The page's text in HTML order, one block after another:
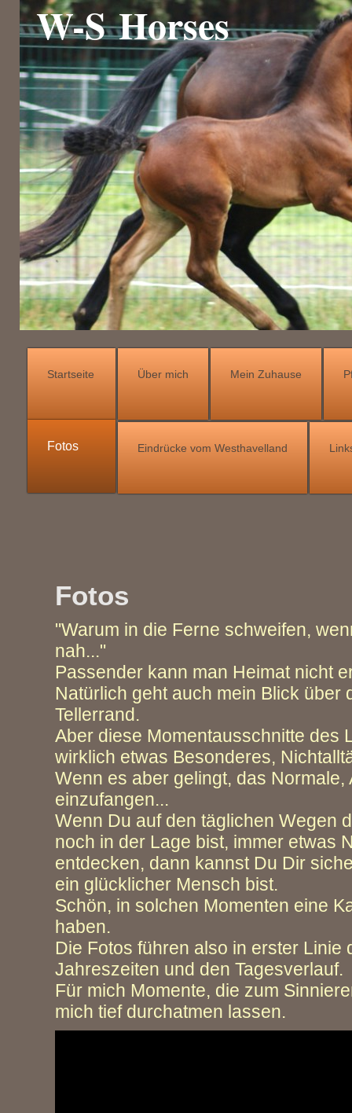
W-S Horses
Startseite Über mich Mein Zuhause
Fotos Eindrücke vom Westhavelland
Fotos
"Warum in die Ferne schweifen,
nah..."
Passender kann man Heimat nicht
Natürlich geht auch mein Blick über
Tellerrand.
Aber diese Momentausschnitte des
wirklich etwas Besonderes,
Wenn es aber gelingt, das Normale,
einzufangen...
Wenn Du auf den täglichen Wegen
noch in der Lage bist, immer etwas
entdecken, dann kannst Du Dir
ein glücklicher Mensch bist.
Schön, in solchen Momenten eine
haben.
Die Fotos führen also in erster Linie
Jahreszeiten und den Tagesverlauf.
Für mich Momente, die zum
mich tief durchatmen lassen.